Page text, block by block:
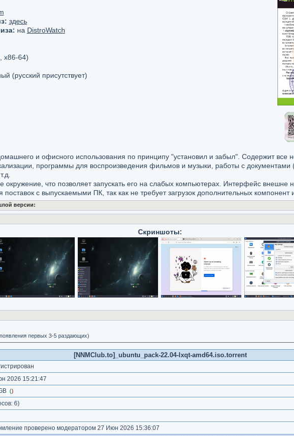
здесь
на DistroWatch
x86-64)
(русский присутствует)
и офисного использования по принципу "установил и забыл". Содержит все
программы для воспроизведения фильмов и музыки, работы с
окружение, что позволяет запускать его на слабых компьютерах. Интерфейс внешне
с выпускаемыми ПК, так как не требует загрузок дополнительных компонент
версии:
Скриншоты:
первых 3-5 раздающих)
[NNMClub.to]_ubuntu_pack-22.04-lxqt-amd64.iso.torrent
2026 15:21:47
()
6)
проверено модератором 27 Июн 2026 15:36:07